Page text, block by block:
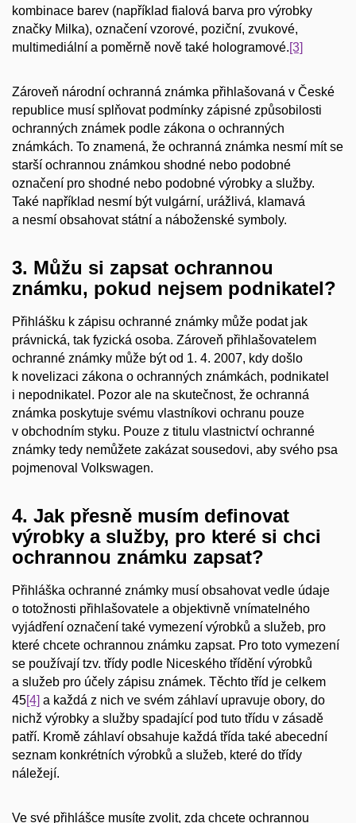
kombinace barev (například fialová barva pro výrobky
značky Milka), označení vzorové, poziční, zvukové,
multimediální a poměrně nově také hologramové.[3]
Zároveň národní ochranná známka přihlašovaná v České
republice musí splňovat podmínky zápisné způsobilosti
ochranných známek podle zákona o ochranných
známkách. To znamená, že ochranná známka nesmí mít se
starší ochrannou známkou shodné nebo podobné
označení pro shodné nebo podobné výrobky a služby.
Také například nesmí být vulgární, urážlivá, klamavá
a nesmí obsahovat státní a náboženské symboly.
3. Můžu si zapsat ochrannou
známku, pokud nejsem podnikatel?
Přihlášku k zápisu ochranné známky může podat jak
právnická, tak fyzická osoba. Zároveň přihlašovatelem
ochranné známky může být od 1. 4. 2007, kdy došlo
k novelizaci zákona o ochranných známkách, podnikatel
i nepodnikatel. Pozor ale na skutečnost, že ochranná
známka poskytuje svému vlastníkovi ochranu pouze
v obchodním styku. Pouze z titulu vlastnictví ochranné
známky tedy nemůžete zakázat sousedovi, aby svého psa
pojmenoval Volkswagen.
4. Jak přesně musím definovat
výrobky a služby, pro které si chci
ochrannou známku zapsat?
Přihláška ochranné známky musí obsahovat vedle údaje
o totožnosti přihlašovatele a objektivně vnímatelného
vyjádření označení také vymezení výrobků a služeb, pro
které chcete ochrannou známku zapsat. Pro toto vymezení
se používají tzv. třídy podle Niceského třídění výrobků
a služeb pro účely zápisu známek. Těchto tříd je celkem
45[4] a každá z nich ve svém záhlaví upravuje obory, do
nichž výrobky a služby spadající pod tuto třídu v zásadě
patří. Kromě záhlaví obsahuje každá třída také abecední
seznam konkrétních výrobků a služeb, které do třídy
náležejí.
Ve své přihlášce musíte zvolit, zda chcete ochrannou